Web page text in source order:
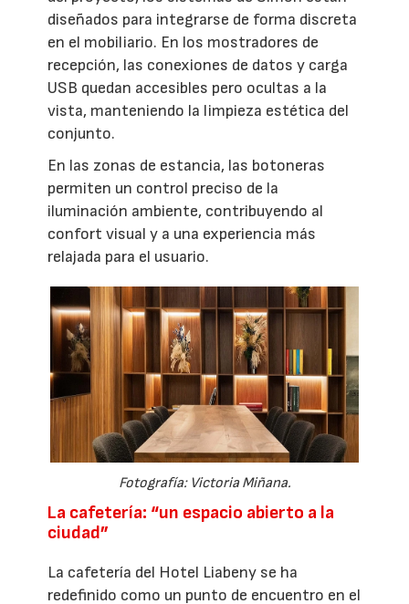
diseñados para integrarse de forma discreta
en el mobiliario. En los mostradores de
recepción, las conexiones de datos y carga
USB quedan accesibles pero ocultas a la
vista, manteniendo la limpieza estética del
conjunto.
En las zonas de estancia, las botoneras
permiten un control preciso de la
iluminación ambiente, contribuyendo al
confort visual y a una experiencia más
relajada para el usuario.
Fotografía: Victoria Miñana.
La cafetería: “un espacio abierto a la
ciudad”
La cafetería del Hotel Liabeny se ha
redefinido como un punto de encuentro en el